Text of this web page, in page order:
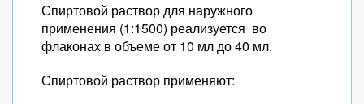
Спиртовой раствор для наружного
применения (1:1500) реализуется во
флаконах в объеме от 10 мл до 40 мл.
Спиртовой раствор применяют: